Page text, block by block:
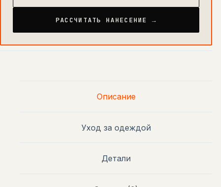
РАССЧИТАТЬ НАНЕСЕНИЕ →
Описание
Уход за одеждой
Детали